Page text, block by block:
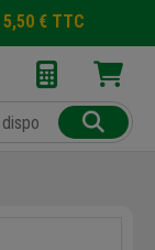
5,50 € TTC